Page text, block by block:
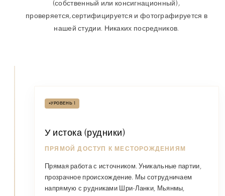
(собственный или консигнационный),
проверяется,сертифицируется и фотографируется в
нашей студии. Никаких посредников.
•УРОВЕНЬ 1
У истока (рудники)
ПРЯМОЙ ДОСТУП К МЕСТОРОЖДЕНИЯМ
Прямая работа с источником. Уникальные партии,
прозрачное происхождение. Мы сотрудничаем
напрямую с рудниками Шри-Ланки, Мьянмы,